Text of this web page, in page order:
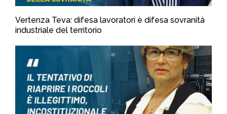
Vertenza Teva: difesa lavoratori è difesa sovranità
industriale del territorio